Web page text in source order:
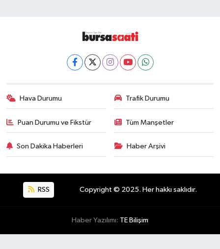
Hava Durumu Trafik Durumu
Puan Durumu ve Fikstür Tüm Manşetler
Son Dakika Haberleri Haber Arşivi
RSS Copyright © 2025. Her hakkı saklıdır.
Haber Yazılımı: TE Bilişim